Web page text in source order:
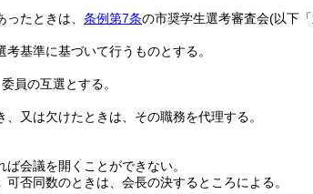
たときは、 条例第7条の市奨学生選考審査会(以下
基準に基づいて行うものとする。
員の互選とする。
又は欠けたときは、その職務を代理する。
会議を開くことができない。
否同数のときは、会長の決するところによる。